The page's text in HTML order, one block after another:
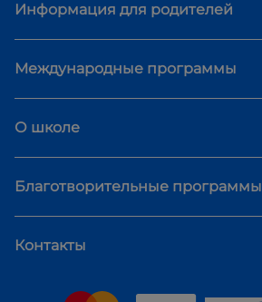
Информация для родителей
Международные программы
О школе
Благотворительные программы
Контакты